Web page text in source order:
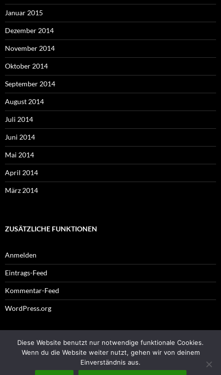
Januar 2015
Dezember 2014
November 2014
Oktober 2014
September 2014
August 2014
Juli 2014
Juni 2014
Mai 2014
April 2014
März 2014
ZUSÄTZLICHE FUNKTIONEN
Anmelden
Eintrags-Feed
Kommentar-Feed
WordPress.org
Impressum
Diese Website benutzt nur notwendige funktionale Cookies.
Wenn du die Website weiter nutzt, gehen wir von deinem
Einverständnis aus.